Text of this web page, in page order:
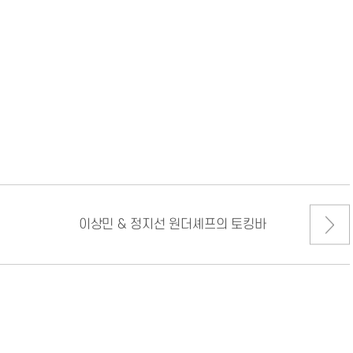
이상민 & 정지선 원더셰프의 토킹바